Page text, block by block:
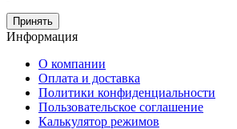
Принять
Информация
О компании
Оплата и доставка
Политики конфиденциальности
Пользовательское соглашение
Калькулятор режимов